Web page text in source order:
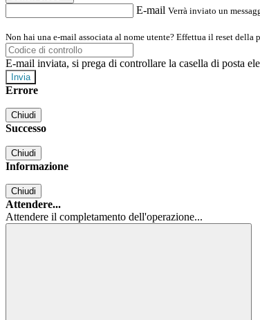
E-mail Verrà inviato un
Non hai una e-mail associata al nome utente? Effettua il reset della
E-mail inviata, si prega di controllare la casella di posta
Errore
Chiudi
Successo
Chiudi
Informazione
Chiudi
Attendere...
Attendere il completamento dell'operazione...